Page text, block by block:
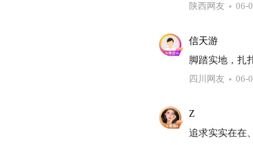
陕西网友
06-
信天游
脚踏实地，扎
四川网友
06-
Z
追求实实在在